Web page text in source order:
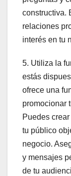
constructiva.
relaciones
interés en tu
5. Utiliza la
estás
ofrece una
promocionar
Puedes
tu público
negocio.
y mensajes
de tu